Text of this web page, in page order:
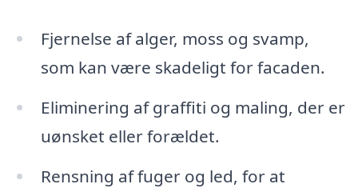
Fjernelse af alger, moss og svamp,
som kan være skadeligt for facaden.
Eliminering af graffiti og maling, der er
uønsket eller forældet.
Rensning af fuger og led, for at